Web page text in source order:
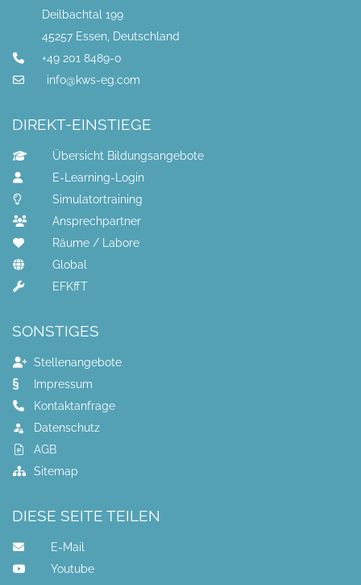
Deilbachtal 199
45257 Essen, Deutschland
+49 201 8489-0
info@kws-eg.com
DIREKT-EINSTIEGE
Übersicht Bildungsangebote
E-Learning-Login
Simulatortraining
Ansprechpartner
Räume / Labore
Global
EFKffT
SONSTIGES
Stellenangebote
Impressum
Kontaktanfrage
Datenschutz
AGB
Sitemap
DIESE SEITE TEILEN
E-Mail
Youtube